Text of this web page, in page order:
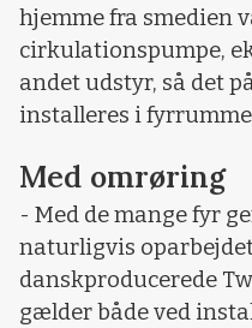
hjemme fra smedien
cirkulationspumpe,
andet udstyr, så det
installeres i
Med omrøring
- Med de mange fyr
naturligvis
danskproducerede
gælder både ved